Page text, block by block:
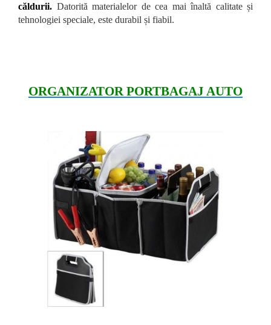
căldurii. Datorită materialelor de cea mai înaltă calitate și
tehnologiei speciale, este durabil și fiabil.
ORGANIZATOR PORTBAGAJ AUTO